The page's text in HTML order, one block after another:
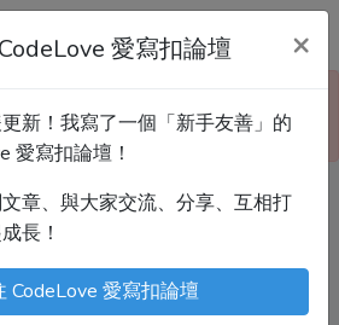
論區
CodeLove 愛寫扣論壇」！
程師寫筆記、網誌的平台。歡迎
、寫作，方便日後搜尋！
Enoxs
chenjenping
愛寫扣論壇 ×
新！我寫了一個「新手友善」的
愛寫扣論壇！
章、與大家交流、分享、互相打
長！
CodeLove 愛寫扣論壇